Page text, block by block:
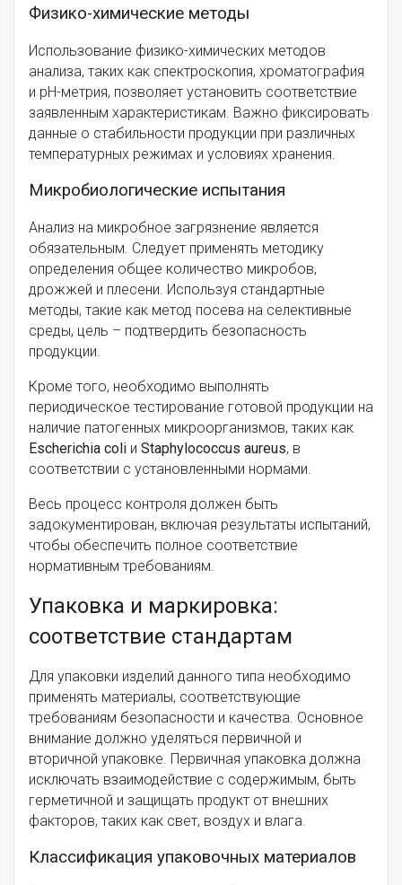
Физико-химические методы
Использование физико-химических методов
анализа, таких как спектроскопия, хроматография
и рН-метрия, позволяет установить соответствие
заявленным характеристикам. Важно фиксировать
данные о стабильности продукции при различных
температурных режимах и условиях хранения.
Микробиологические испытания
Анализ на микробное загрязнение является
обязательным. Следует применять методику
определения общее количество микробов,
дрожжей и плесени. Используя стандартные
методы, такие как метод посева на селективные
среды, цель – подтвердить безопасность
продукции.
Кроме того, необходимо выполнять
периодическое тестирование готовой продукции на
наличие патогенных микроорганизмов, таких как
Escherichia coli и Staphylococcus aureus, в
соответствии с установленными нормами.
Весь процесс контроля должен быть
задокументирован, включая результаты испытаний,
чтобы обеспечить полное соответствие
нормативным требованиям.
Упаковка и маркировка:
соответствие стандартам
Для упаковки изделий данного типа необходимо
применять материалы, соответствующие
требованиям безопасности и качества. Основное
внимание должно уделяться первичной и
вторичной упаковке. Первичная упаковка должна
исключать взаимодействие с содержимым, быть
герметичной и защищать продукт от внешних
факторов, таких как свет, воздух и влага.
Классификация упаковочных материалов